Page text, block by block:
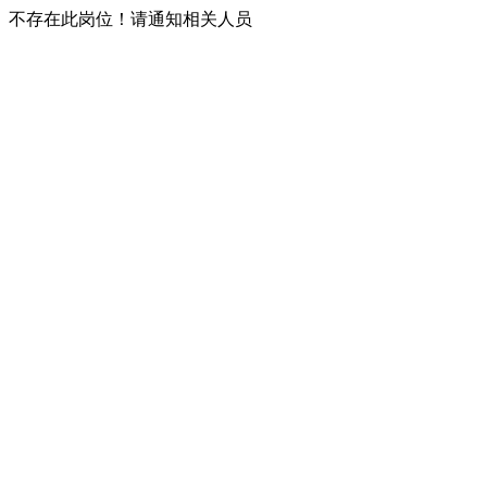
不存在此岗位！请通知相关人员